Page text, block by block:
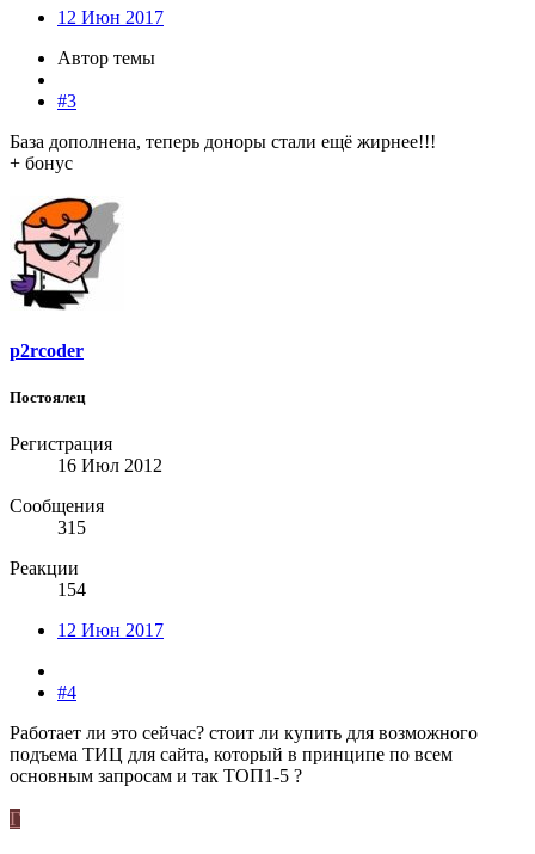
12 Июн 2017
Автор темы
#3
База дополнена, теперь доноры стали ещё жирнее!!!
+ бонус
p2rcoder
Постоялец
Регистрация
16 Июл 2012
Сообщения
315
Реакции
154
12 Июн 2017
#4
Работает ли это сейчас? стоит ли купить для возможного
подъема ТИЦ для сайта, который в принципе по всем
основным запросам и так ТОП1-5 ?
Г